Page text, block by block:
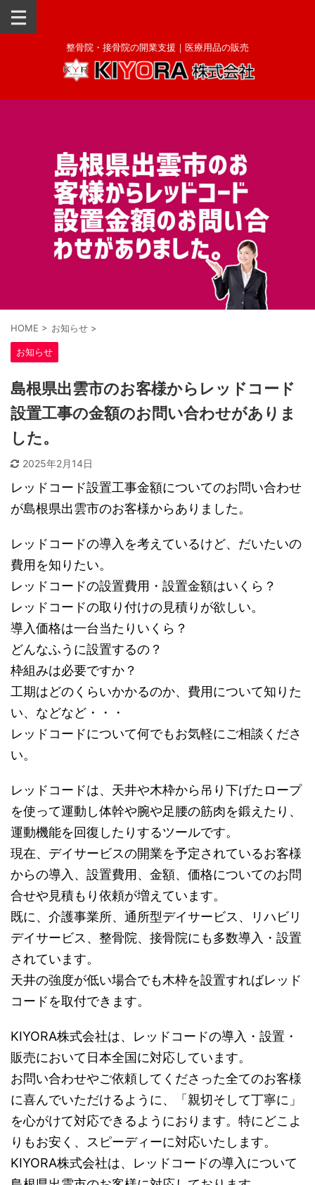
整骨院・接骨院の開業支援｜医療用品の販売
HOME > お知らせ >
お知らせ
島根県出雲市のお客様からレッドコード
設置工事の金額のお問い合わせがありま
した。
2025年2月14日
レッドコード設置工事金額についてのお問い合わせ
が島根県出雲市のお客様からありました。
レッドコードの導入を考えているけど、だいたいの
費用を知りたい。
レッドコードの設置費用・設置金額はいくら？
レッドコードの取り付けの見積りが欲しい。
導入価格は一台当たりいくら？
どんなふうに設置するの？
枠組みは必要ですか？
工期はどのくらいかかるのか、費用について知りた
い、などなど・・・
レッドコードについて何でもお気軽にご相談くださ
い。
レッドコードは、天井や木枠から吊り下げたロープ
を使って運動し体幹や腕や足腰の筋肉を鍛えたり、
運動機能を回復したりするツールです。
現在、デイサービスの開業を予定されているお客様
からの導入、設置費用、金額、価格についてのお問
合せや見積もり依頼が増えています。
既に、介護事業所、通所型デイサービス、リハビリ
デイサービス、整骨院、接骨院にも多数導入・設置
されています。
天井の強度が低い場合でも木枠を設置すればレッド
コードを取付できます。
KIYORA株式会社は、レッドコードの導入・設置・
販売において日本全国に対応しています。
お問い合わせやご依頼してくださった全てのお客様
に喜んでいただけるように、「親切そして丁寧に」
を心がけて対応できるようにおります。特にどこよ
りもお安く、スピーディーに対応いたします。
KIYORA株式会社は、レッドコードの導入について